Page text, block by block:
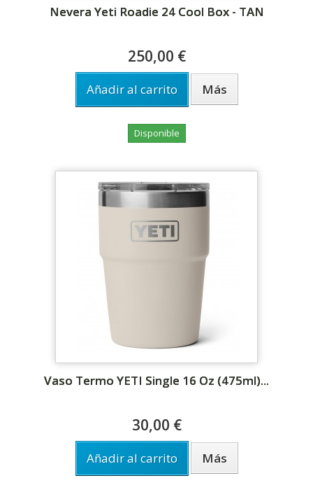
Nevera Yeti Roadie 24 Cool Box - TAN
250,00 €
Añadir al carrito Más
Disponible
Vaso Termo YETI Single 16 Oz (475ml)...
30,00 €
Añadir al carrito Más